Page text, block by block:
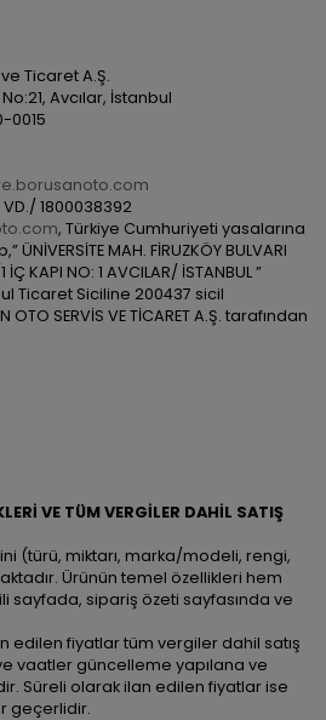
Ticaret A.Ş.
Avcılar, İstanbul
0015
1800038392
, Türkiye Cumhuriyeti yasalarına
MAH. FİRUZKÖY BULVARI
KAPI NO: 1 AVCILAR/ İSTANBUL ”
Ticaret Siciline 200437 sicil
OTO SERVİS VE TİCARET A.Ş. tarafından
VE TÜM VERGİLER DAHİL SATIŞ
(türü, miktarı, marka/modeli, rengi,
Ürünün temel özellikleri hem
sayfada, sipariş özeti sayfasında ve
edilen fiyatlar tüm vergiler dahil satış
vaatler güncelleme yapılana ve
Süreli olarak ilan edilen fiyatlar ise
geçerlidir.